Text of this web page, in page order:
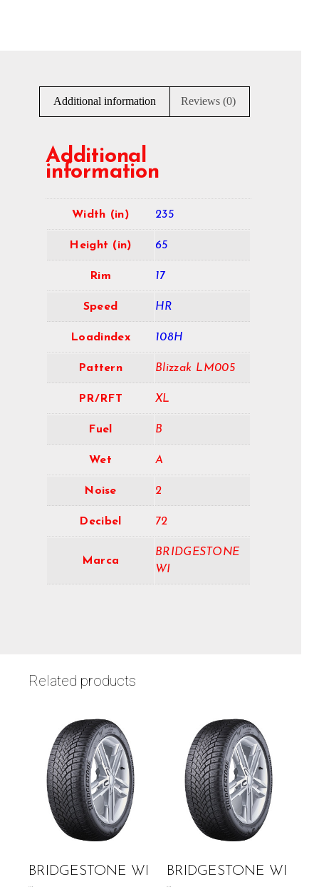
Additional information Reviews (0)
Additional
information
Width (in) 235
Height (in) 65
Rim 17
Speed HR
Loadindex 108H
Pattern Blizzak LM005
PR/RFT XL
Fuel B
Wet A
Noise 2
Decibel 72
Marca
BRIDGESTONE
WI
Related products
BRIDGESTONE WI BRIDGESTONE WI